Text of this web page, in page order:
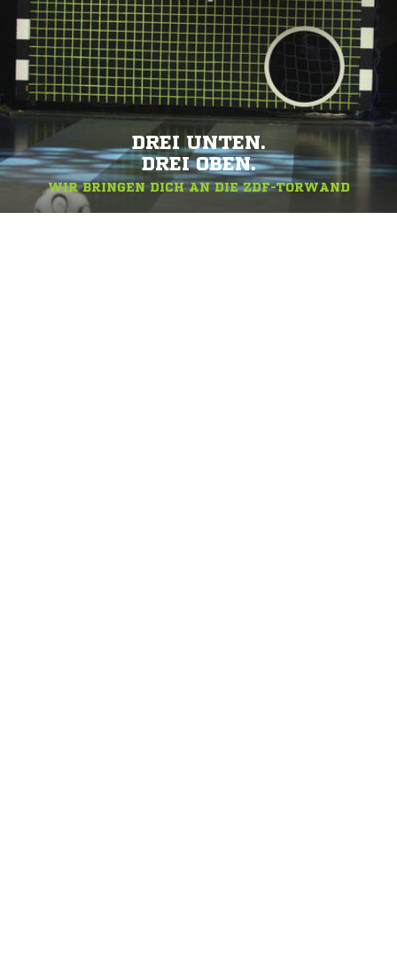
DREI UNTEN.
DREI OBEN.
WIR BRINGEN DICH AN DIE ZDF-TORWAND